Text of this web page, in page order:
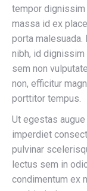
tempor dignissim
massa id ex
porta malesuada.
nibh, id
sem non
non, efficitur
porttitor tempus.
Ut egestas
imperdiet
pulvinar
lectus sem in
condimentum ex